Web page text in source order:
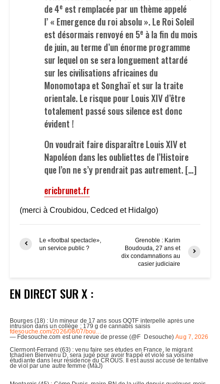
de 4e est remplacée par un thème appelé
l’ « Emergence du roi absolu ». Le Roi Soleil
est désormais renvoyé en 5e à la fin du mois
de juin, au terme d’un énorme programme
sur lequel on se sera longuement attardé
sur les civilisations africaines du
Monomotapa et Songhaï et sur la traite
orientale. Le risque pour Louis XIV d’être
totalement passé sous silence est donc
évident !
On voudrait faire disparaître Louis XIV et
Napoléon dans les oubliettes de l’Histoire
que l’on ne s’y prendrait pas autrement. […]
ericbrunet.fr
(merci à Croubidou, Cedced et Hidalgo)
Le «footbal spectacle»,
un service public ?
Grenoble : Karim
Boudouda, 27 ans et
dix condamnations au
casier judiciaire
EN DIRECT SUR X :